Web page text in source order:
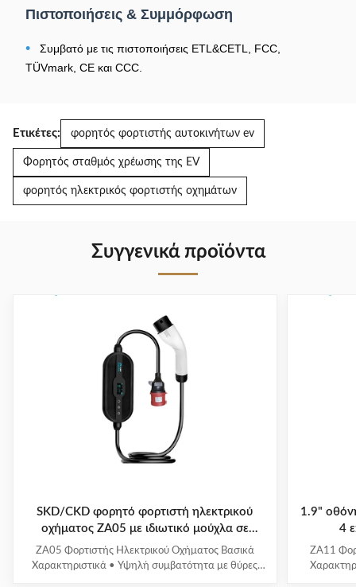
Πιστοποιήσεις & Συμμόρφωση
•
Συμβατό με τις πιστοποιήσεις ETL&CETL, FCC,
TÜVmark, CE και CCC.
Ετικέτες: φορητός φορτιστής αυτοκινήτων ev
Φορητός σταθμός χρέωσης της EV
φορητός ηλεκτρικός φορτιστής οχημάτων
Συγγενικά προϊόντα
SKD/CKD φορητό φορτιστή ηλεκτρικού
οχήματος ZA05 με ιδιωτικό μούχλα σε
εσωτερικό σχεδιασμό
ZA05 Φορτιστής Ηλεκτρικού Οχήματος Βασικά
Χαρακτηριστικά • Υψηλή συμβατότητα με θύρες
1.9"
4
ZA11